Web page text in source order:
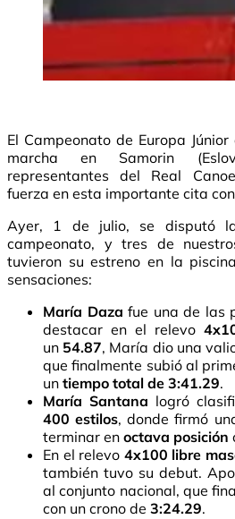
El Campeonato de Europa
marcha en Samorin
representantes del Real
fuerza en esta importante cita
Ayer, 1 de julio, se disputó
campeonato, y tres de
tuvieron su estreno en la
sensaciones:
María Daza fue una de las
destacar en el relevo
un 54.87, María dio una
que finalmente subió al
un tiempo total de 3:41.29.
María Santana logró
400 estilos, donde firmó
terminar en octava posición
En el relevo 4x100 libre
también tuvo su debut.
al conjunto nacional, que
con un crono de 3:24.29.